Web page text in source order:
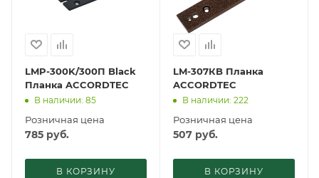
LMP-300K/300П Black
Планка ACCORDTEC
В наличии: 85
Розничная цена
785 руб.
В КОРЗИНУ
LM-307КB Планка
ACCORDTEC
В наличии: 222
Розничная цена
507 руб.
В КОРЗИНУ